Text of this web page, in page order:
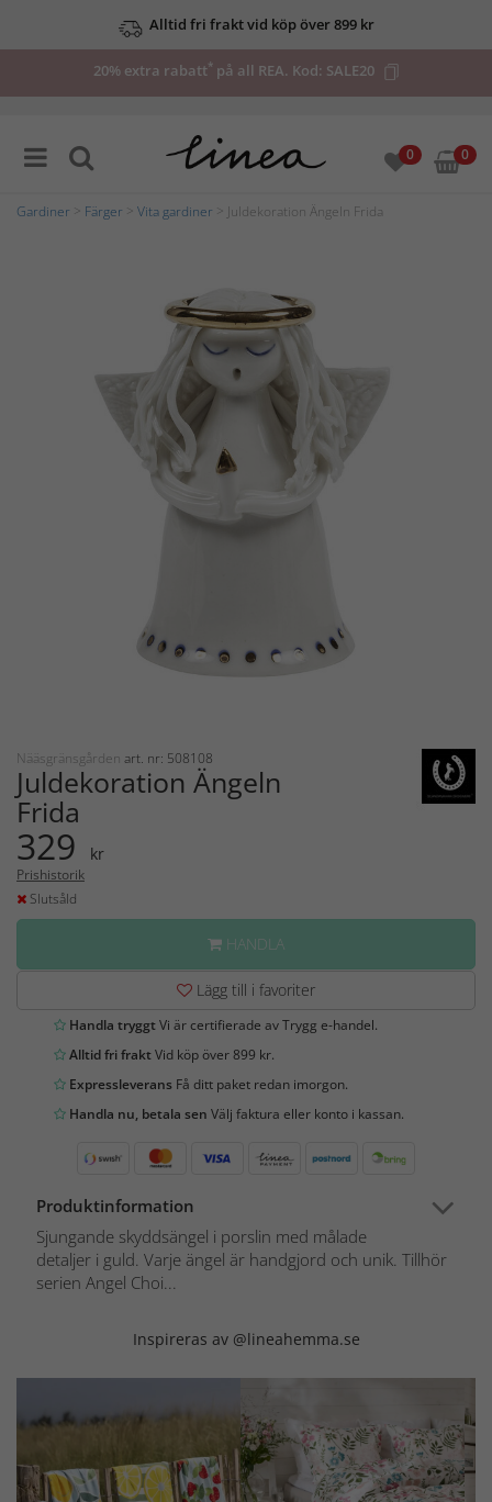
Alltid fri frakt vid köp över 899 kr
20% extra rabatt*på all REA. Kod: SALE20
0 0
Gardiner Färger Vita gardiner > Juldekoration Ängeln Frida
Nääsgränsgården art. nr: 508108
Juldekoration Ängeln
Frida
329 kr
Prishistorik
Slutsåld
HANDLA
Lägg till i favoriter
Handla tryggtVi är certifierade av Trygg e-handel.
Alltid fri fraktVid köp över 899 kr.
Expressleverans Få ditt paket redan imorgon.
Handla nu, betala sen Välj faktura eller konto i kassan.
Produktinformation
Sjungande skyddsängel i porslin med målade
detaljer i guld. Varje ängel är handgjord och unik. Tillhör
serien Angel Choi...
Inspireras av @lineahemma.se